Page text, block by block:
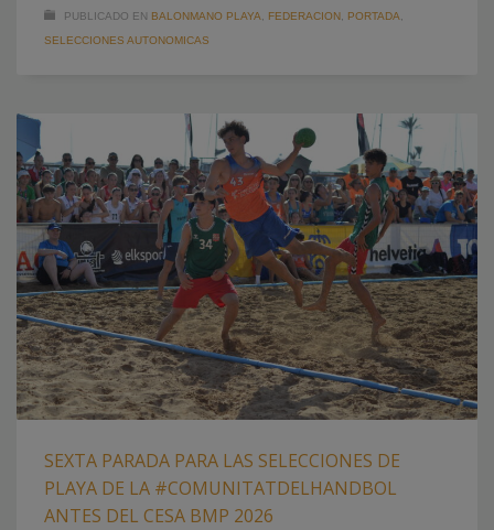
PUBLICADO EN BALONMANO PLAYA FEDERACION PORTADA
SELECCIONES AUTONOMICAS
SEXTA PARADA PARA LAS SELECCIONES DE
PLAYA DE LA #COMUNITATDELHANDBOL
ANTES DEL CESA BMP 2026